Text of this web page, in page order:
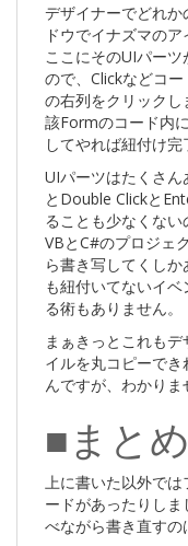
デザイナーでどれ
ドウでイナズマの
ここにそのUIパー
ので、Clickなどコ
の右列をクリック
該Formのコード内
してやれば紐付け完
UIパーツはたくさ
とDouble Clickと
ることも少なくない
VBとC#のプロジェ
ら書き写してくし
も紐付いてないイ
る術もありません。
まぁきっとこれも
イルを丸コピーで
んですが、わかりま
■まとめ
上に書いた以外で
ードがあったりし
べながら書き直すの